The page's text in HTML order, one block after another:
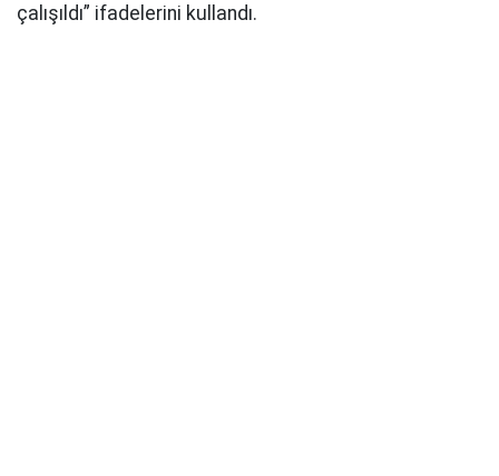
çalışıldı” ifadelerini kullandı.